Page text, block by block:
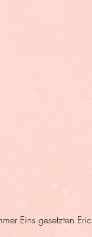
Eins gesetzten Eric